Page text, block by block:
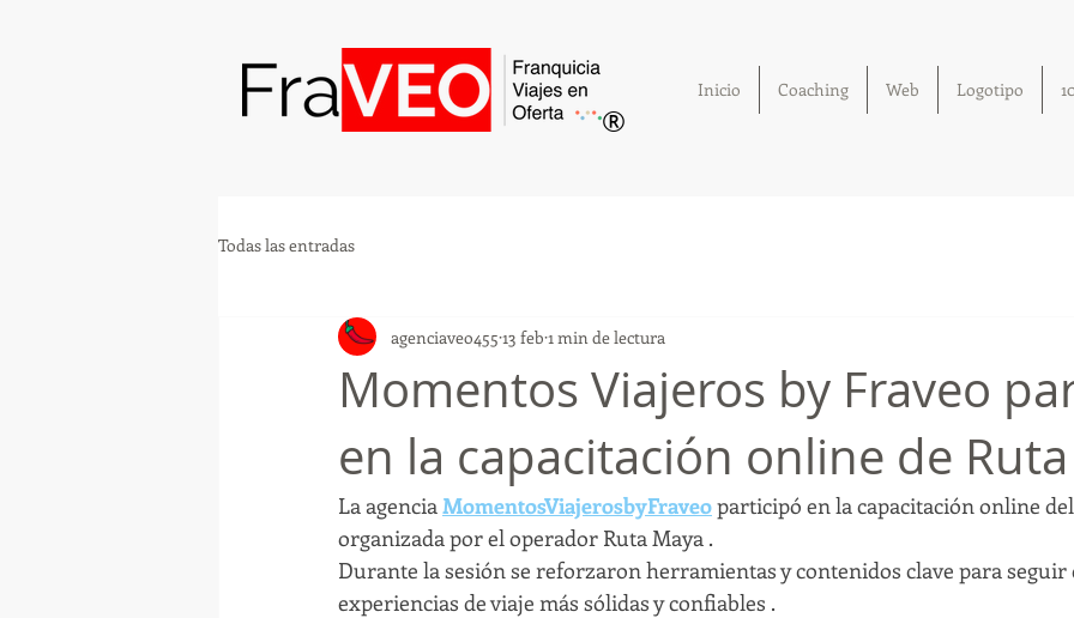
®
Inicio Coaching Web Logotipo
Todas las entradas
Momentos Viajeros by Fraveo
en la capacitación online de
agenciaveo455 13 feb 1 min de lectura
La agencia MomentosViajerosbyFraveo participó en la capacitación online
organizada por el operador Ruta Maya .
Durante la sesión se reforzaron herramientas y contenidos clave para seguir
experiencias de viaje más sólidas y confiables .